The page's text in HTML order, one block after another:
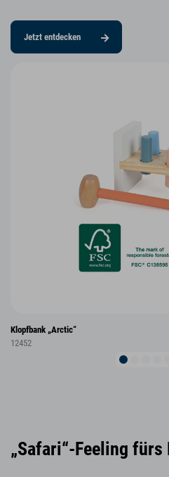
Jetzt entdecken
Klopfbank „Arctic“
12452
„Safari“-Feeling